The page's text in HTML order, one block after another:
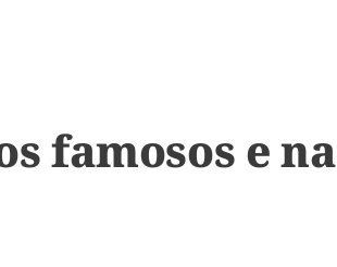
famosos e na